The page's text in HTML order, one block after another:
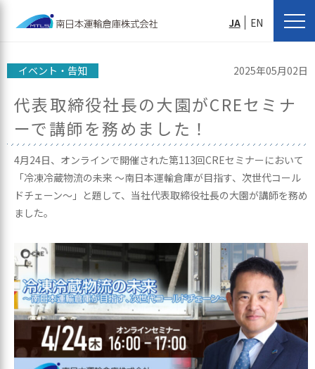
JA EN
イベント・告知 2025年05月02日
代表取締役社長の大園がCREセミナ
ーで講師を務めました！
4月24日、オンラインで開催された第113回CREセミナーにおいて
「冷凍冷蔵物流の未来 ～南日本運輸倉庫が目指す、次世代コール
ドチェーン～」と題して、当社代表取締役社長の大園が講師を務め
ました。